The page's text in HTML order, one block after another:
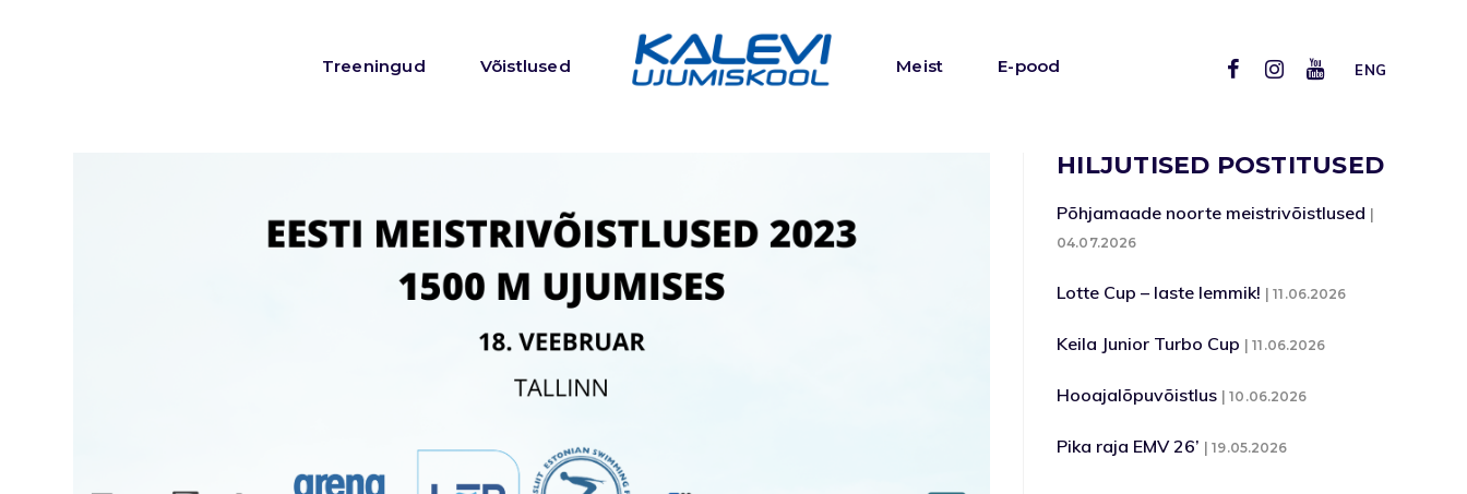
ENG
Treeningud Võistlused Meist E-pood
HILJUTISED POSTITUSED
Põhjamaade noorte meistrivõistlused
04.07.2026
Lotte Cup – laste lemmik! 11.06.2026
Keila Junior Turbo Cup 11.06.2026
Hooajalõpuvõistlus 10.06.2026
Pika raja EMV 26’ 19.05.2026